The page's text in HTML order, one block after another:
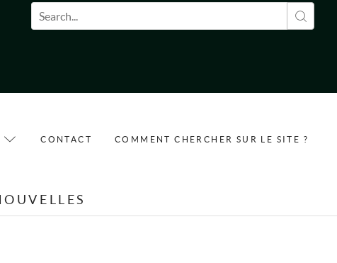
Formulaire de recherche
CONTACT COMMENT CHERCHER SUR LE SITE ?